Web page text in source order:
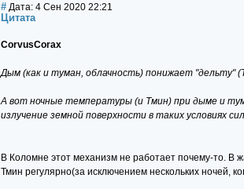
# Дата: 4 Сен 2020 22:21
Цитата
CorvusCorax
Дым (как и туман, облачность) понижает "дельту"
А вот ночные температуры (и Тмин) при дыме и
излучение земной поверхности в таких условиях
В Коломне этот механизм не работает почему-то. В
Тмин регулярно(за исключением нескольких ночей,